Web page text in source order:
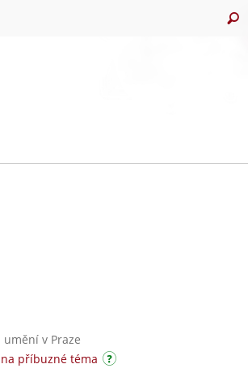
v Praze
na příbuzné téma